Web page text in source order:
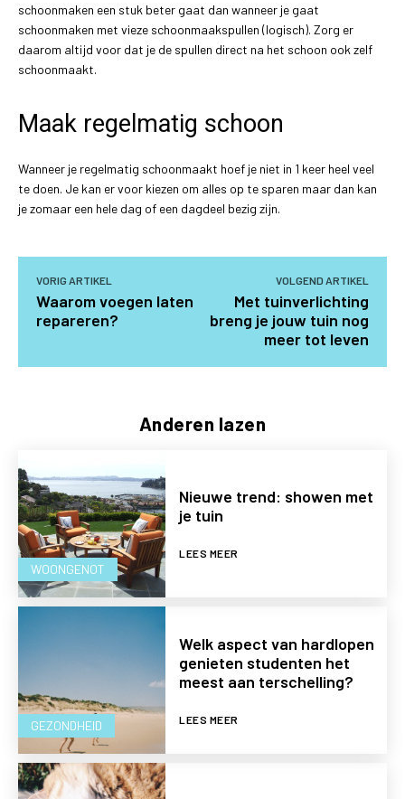
Anderen lazen
WOONGENOT
Nieuwe trend: showen met
je tuin
LEES MEER
GEZONDHEID
Welk aspect van hardlopen
genieten studenten het
meest aan terschelling?
LEES MEER
schoonmaken een stuk beter gaat dan wanneer je gaat
schoonmaken met vieze schoonmaakspullen (logisch). Zorg er
daarom altijd voor dat je de spullen direct na het schoon ook zelf
schoonmaakt.
Maak regelmatig schoon
Wanneer je regelmatig schoonmaakt hoef je niet in 1 keer heel veel
te doen. Je kan er voor kiezen om alles op te sparen maar dan kan
je zomaar een hele dag of een dagdeel bezig zijn.
VORIG ARTIKEL
Waarom voegen laten
repareren?
VOLGEND ARTIKEL
Met tuinverlichting
breng je jouw tuin nog
meer tot leven